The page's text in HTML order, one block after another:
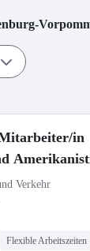
in
Verkehr
Flexible Arbeitszeiten